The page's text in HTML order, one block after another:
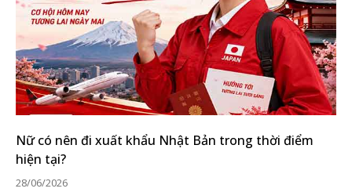
Nữ có nên đi xuất khẩu Nhật Bản trong thời điểm
hiện tại?
28/06/2026